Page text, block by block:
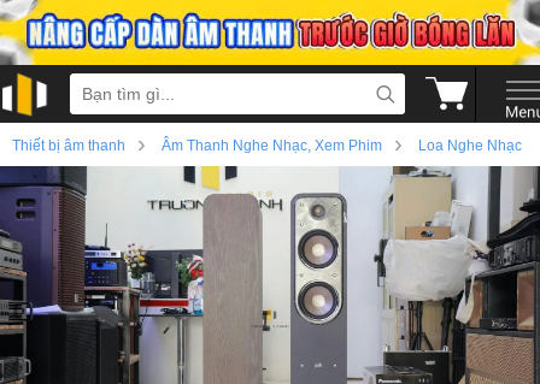
Thiết bị âm thanh › Âm Thanh Nghe Nhạc, Xem Phim › Loa Nghe Nhạc